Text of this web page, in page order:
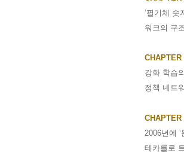
‘필기체 숫
워크의 구
CHAPTER
강화 학습
정책 네트
CHAPTER
2006년에 ‘
테카를로